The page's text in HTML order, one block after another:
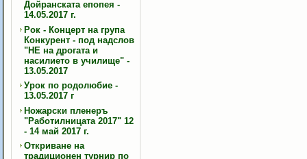
Дойранската епопея -
14.05.2017 г.
Рок - Концерт на група
Конкурент - под надслов
"НЕ на дрогата и
насилието в училище" -
13.05.2017
Урок по родолюбие -
13.05.2017 г
Ножарски пленеръ
"Работилницата 2017" 12
- 14 май 2017 г.
Откриване на
традиционен турнир по